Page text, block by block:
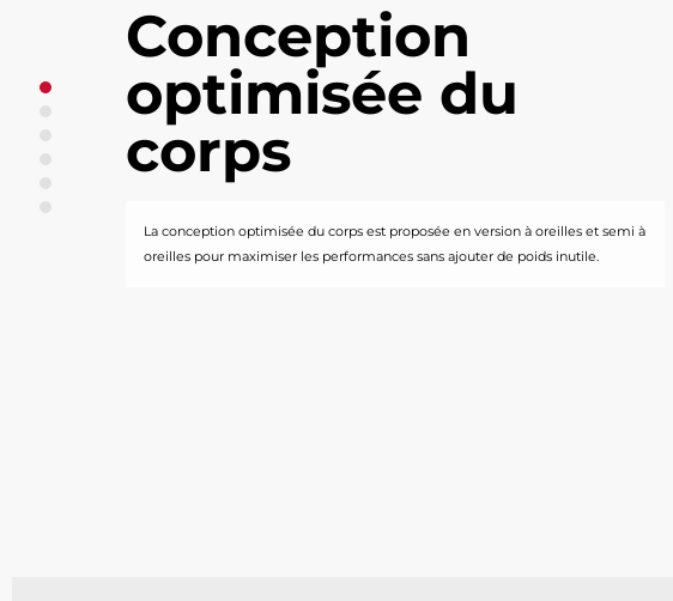
Conception optimisée du corps
Options de siège
Guides guillotine
Presse-garnitures inversée
Cadre rigide en forme de U
Conception
optimisée du
corps
La conception optimisée du corps est proposée en version à oreilles et semi à
oreilles pour maximiser les performances sans ajouter de poids inutile.​